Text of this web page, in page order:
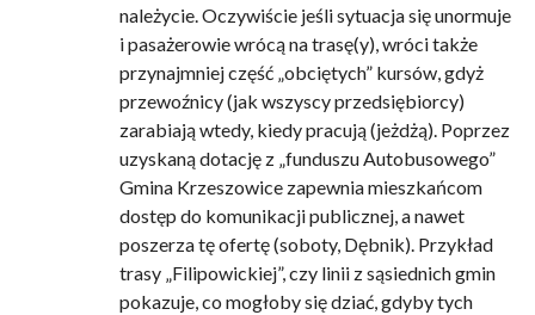
należycie. Oczywiście jeśli sytuacja się unormuje
i pasażerowie wrócą na trasę(y), wróci także
przynajmniej część „obciętych” kursów, gdyż
przewoźnicy (jak wszyscy przedsiębiorcy)
zarabiają wtedy, kiedy pracują (jeżdżą). Poprzez
uzyskaną dotację z „funduszu Autobusowego”
Gmina Krzeszowice zapewnia mieszkańcom
dostęp do komunikacji publicznej, a nawet
poszerza tę ofertę (soboty, Dębnik). Przykład
trasy „Filipowickiej”, czy linii z sąsiednich gmin
pokazuje, co mogłoby się dziać, gdyby tych